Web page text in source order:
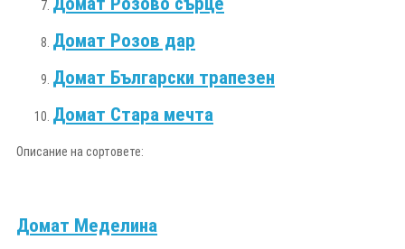
Домат Розов дар
Домат Български трапезен
Домат Стара мечта
Описание на сортовете:
Домат Меделина